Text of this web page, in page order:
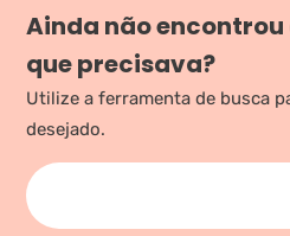
Ainda não
que precisava?
Utilize a ferramenta de busca
desejado.